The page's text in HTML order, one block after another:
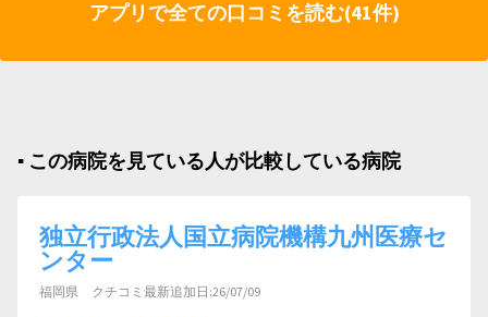
アプリで全ての口コミを読む(41件)
▪︎ この病院を見ている人が比較している病院
独立行政法人国立病院機構九州医療セ
ンター
福岡県 クチコミ最新追加日:26/07/09